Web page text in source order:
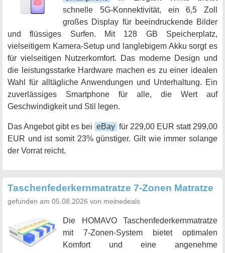
schnelle 5G-Konnektivität, ein 6,5 Zoll
großes Display für beeindruckende Bilder
und flüssiges Surfen. Mit 128 GB Speicherplatz,
vielseitigem Kamera-Setup und langlebigem Akku sorgt es
für vielseitigen Nutzerkomfort. Das moderne Design und
die leistungsstarke Hardware machen es zu einer idealen
Wahl für alltägliche Anwendungen und Unterhaltung. Ein
zuverlässiges Smartphone für alle, die Wert auf
Geschwindigkeit und Stil legen.
Das Angebot gibt es bei eBay für 229,00 EUR statt 299,00
EUR und ist somit 23% günstiger. Gilt wie immer solange
der Vorrat reicht.
Taschenfederkernmatratze 7-Zonen Matratze
gefunden am 05.08.2026 von meinedeals
Die HOMAVO Taschenfederkernmatratze
mit 7-Zonen-System bietet optimalen
Komfort und eine angenehme